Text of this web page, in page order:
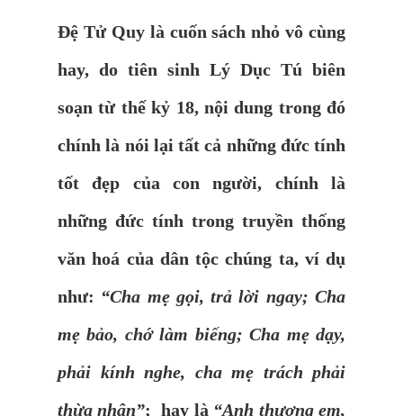
Đệ Tử Quy là cuốn sách nhỏ vô cùng
hay, do tiên sinh Lý Dục Tú biên
soạn từ thế kỷ 18, nội dung trong đó
chính là nói lại tất cả những đức tính
tốt đẹp của con người, chính là
những đức tính trong truyền thống
văn hoá của dân tộc chúng ta, ví dụ
như: “Cha mẹ gọi, trả lời ngay; Cha
mẹ bảo, chớ làm biếng; Cha mẹ dạy,
phải kính nghe, cha mẹ trách phải
thừa nhận”; hay là “Anh thương em,